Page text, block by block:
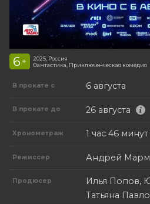
6 +
2025, Россия
Фантастика, Приключенческая комедия
В прокате с 6 августа
В прокате до 26 августа
Хронометраж 1 час 46
Режиссер Андрей
Продюсер
Илья Попов,
Татьяна